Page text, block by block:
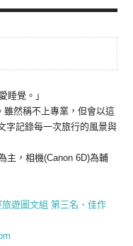
睡覺。」
然稱不上專業，但會以這
字記錄每一次旅行的風景與
主，相機(Canon 6D)為輔
遊圖文組 第三名、佳作